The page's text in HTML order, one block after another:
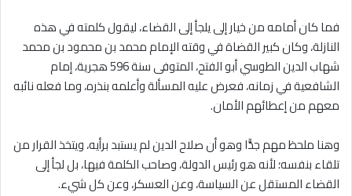
فما كان أمامه من خيار إلى يلجأ إلى القضاء، ليقول كلمته في هذه
النازلة، وكان كبير القضاة في وقته الإمام محمد بن محمود بن محمد
شهاب الدين الطوسي أبو الفتح، المتوفى سنة 596 هجرية، إمام
الشافعية في زمانه، فعرض عليه المسألة وأعلمه بنذره، وما فعله نائبه
معهم من إعطائهم الأمان.
وهنا ملحظ مهم جدًّا وهو أن صلاح الدين لم يستبد برأيه، ويتخذ القرار من
تلقاء بنفسه؛ لأنه هو رئيس الدولة، وصاحب الكلمة فيها، بل لجأ إلى
القضاء المستقل عن السياسة، وعن العسكر، وعن كل شيء.